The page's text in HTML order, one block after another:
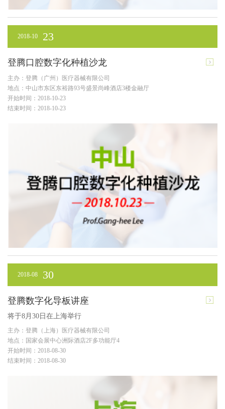
2018-10 23
登腾口腔数字化种植沙龙
主办：登腾（广州）医疗器械有限公司
地点：中山市东区东裕路93号盛景尚峰酒店3楼金融厅
开始时间：2018-10-23
结束时间：2018-10-23
2018-08 30
登腾数字化导板讲座
将于8月30日在上海举行
主办：登腾（上海）医疗器械有限公司
地点：国家会展中心洲际酒店2F多功能厅4
开始时间：2018-08-30
结束时间：2018-08-30